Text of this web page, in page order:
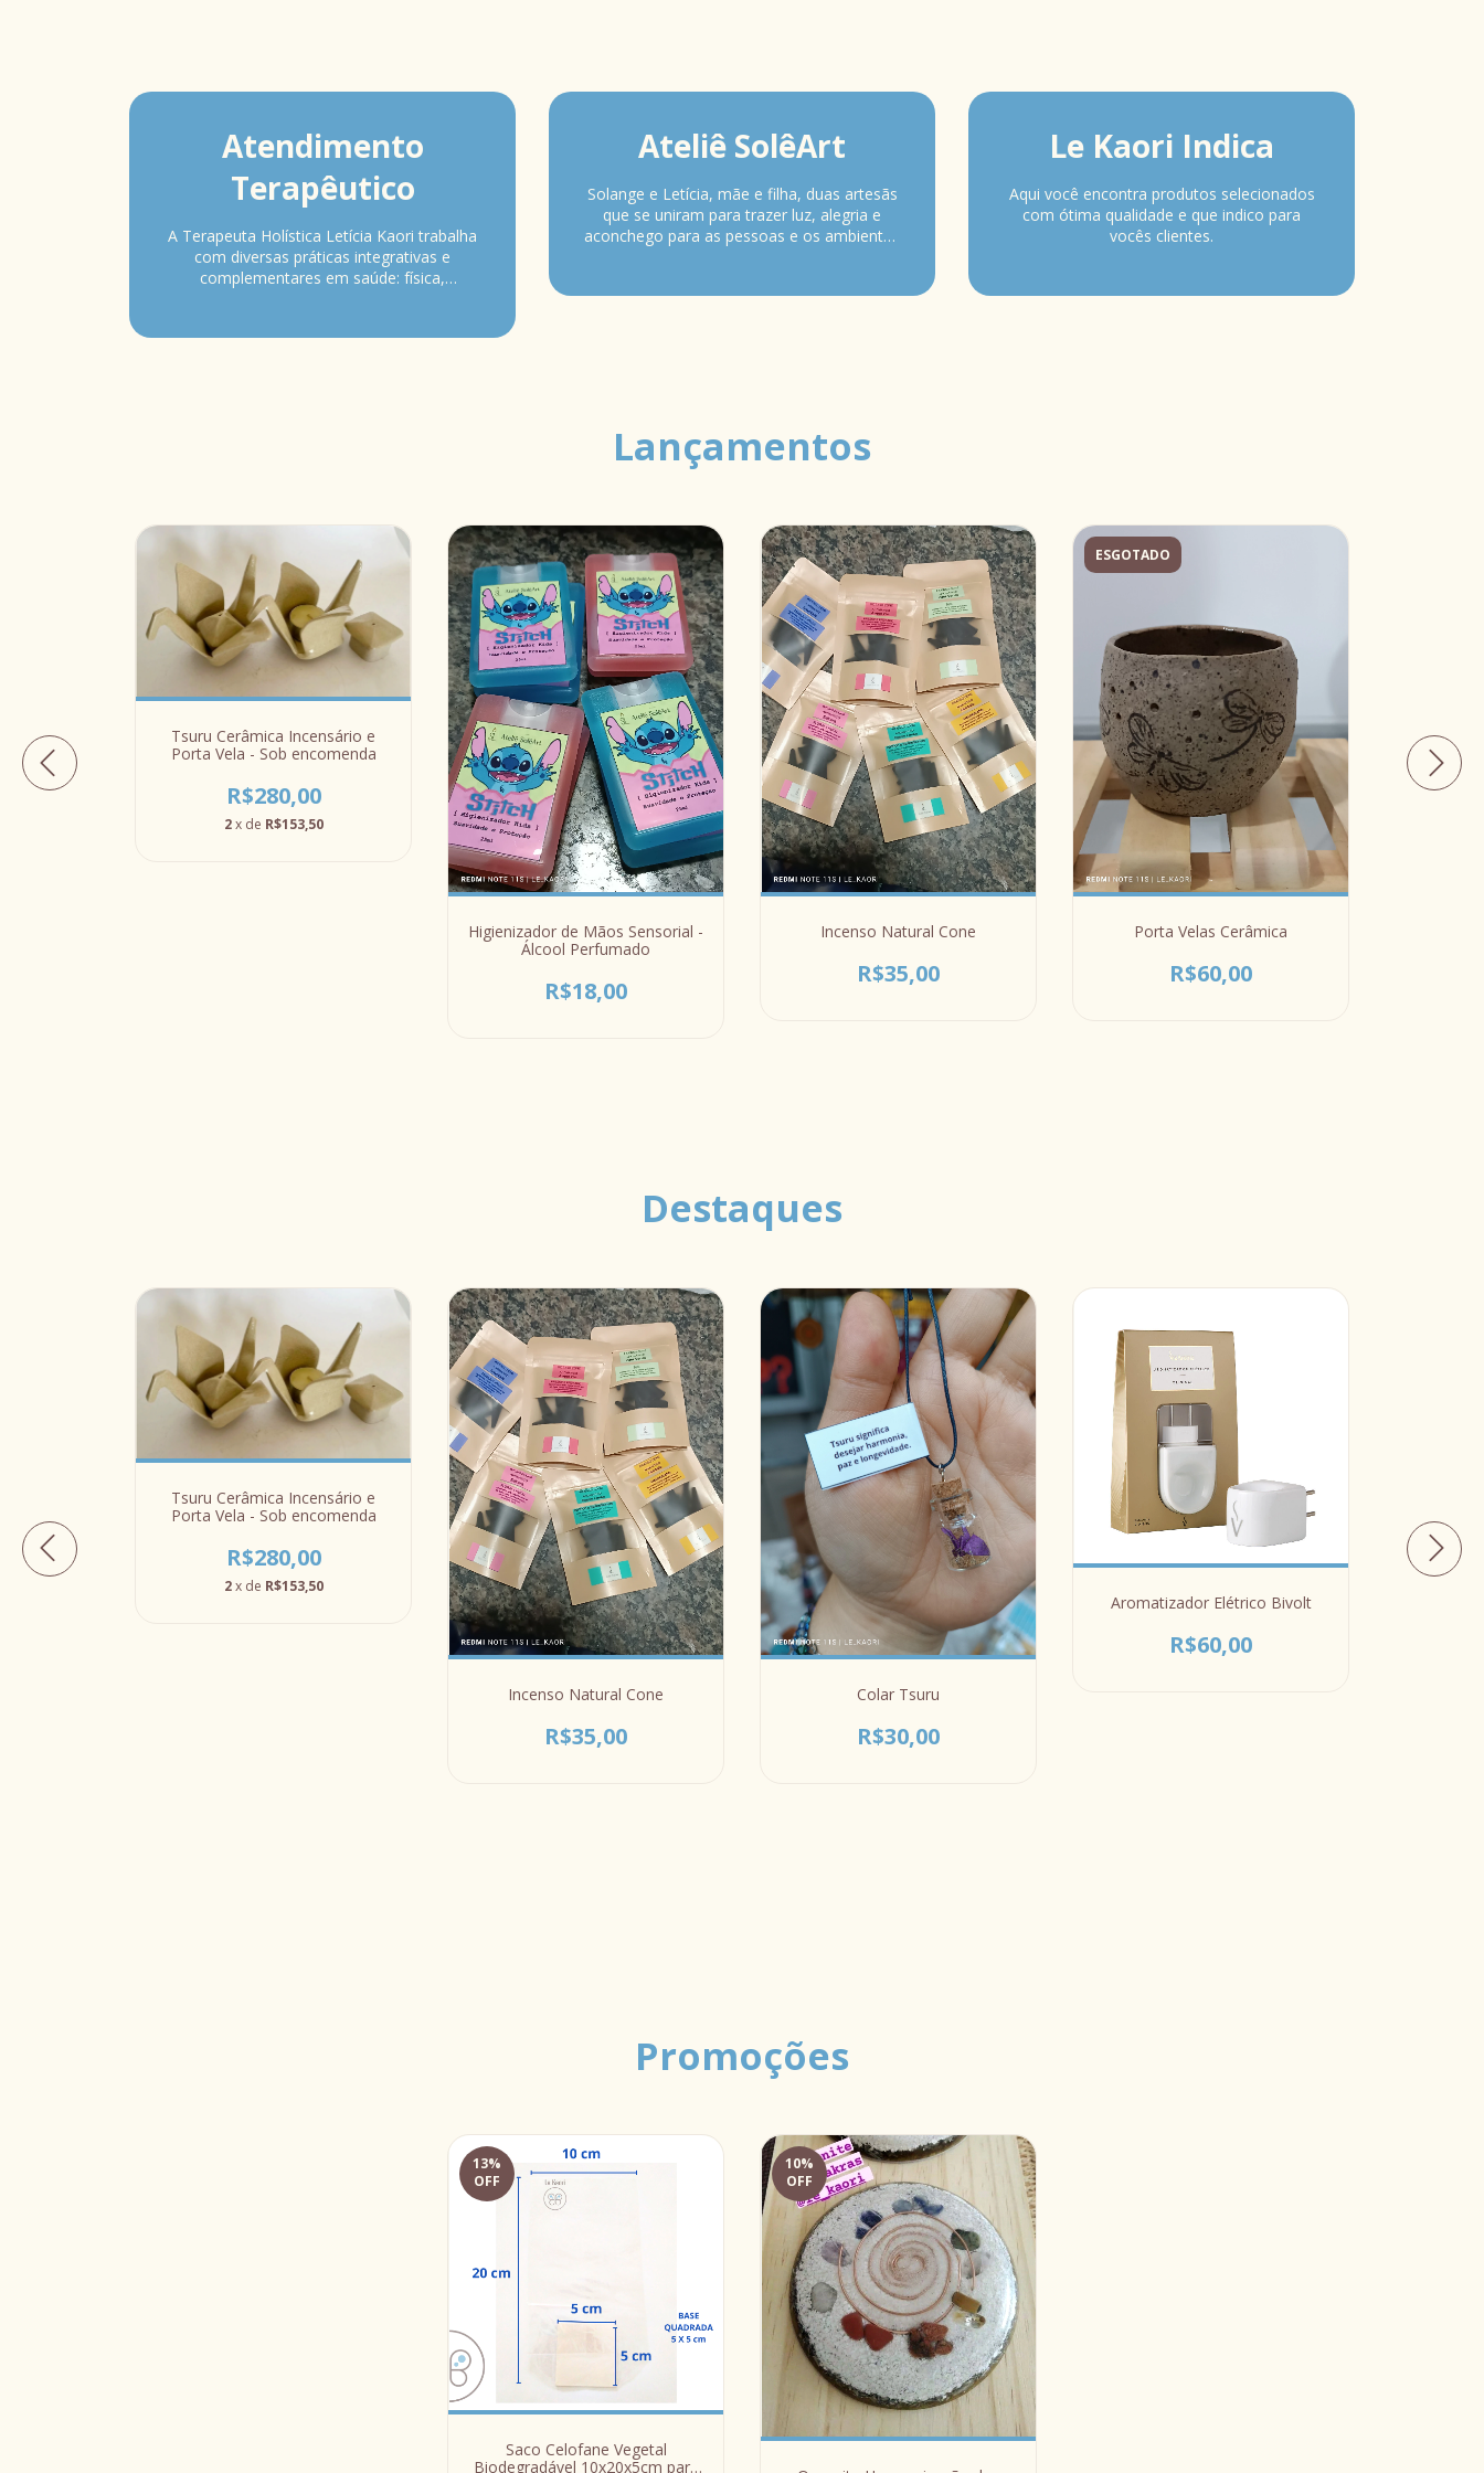
Atendimento
Terapêutico
A Terapeuta Holística Letícia Kaori trabalha
com diversas práticas integrativas e
complementares em saúde: física,
melhoria na qualidade de vida.
Ateliê SolêArt
Solange e Letícia, mãe e filha, duas artesãs
que se uniram para trazer luz, alegria e
aconchego para as pessoas e os ambientes
Le Kaori Indica
Aqui você encontra produtos selecionados
com ótima qualidade e que indico para
vocês clientes.
Lançamentos
Tsuru Cerâmica Incensário e
Porta Vela - Sob encomenda
R$280,00
2 x de R$153,50
Higienizador de Mãos Sensorial -
Álcool Perfumado
R$18,00
Incenso Natural Cone
R$35,00
ESGOTADO
Porta Velas Cerâmica
R$60,00
Destaques
Tsuru Cerâmica Incensário e
Porta Vela - Sob encomenda
R$280,00
2 x de R$153,50
Incenso Natural Cone
R$35,00
Colar Tsuru
R$30,00
Aromatizador Elétrico Bivolt
R$60,00
Promoções
13%
OFF
Saco Celofane Vegetal
Biodegradável 10x20x5cm para
10%
OFF